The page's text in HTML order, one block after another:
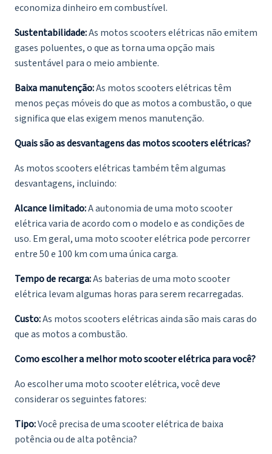
economiza dinheiro em combustível.
Sustentabilidade:As motos scooters elétricas não emitem
gases poluentes, o que as torna uma opção mais
sustentável para o meio ambiente.
Baixa manutenção:As motos scooters elétricas têm
menos peças móveis do que as motos a combustão, o que
significa que elas exigem menos manutenção.
Quais são as desvantagens das motos scooters elétricas?
As motos scooters elétricas também têm algumas
desvantagens, incluindo:
Alcance limitado:A autonomia de uma moto scooter
elétrica varia de acordo com o modelo e as condições de
uso. Em geral, uma moto scooter elétrica pode percorrer
entre 50 e 100 km com uma única carga.
Tempo de recarga:As baterias de uma moto scooter
elétrica levam algumas horas para serem recarregadas.
Custo:As motos scooters elétricas ainda são mais caras do
que as motos a combustão.
Como escolher a melhor moto scooter elétrica para você?
Ao escolher uma moto scooter elétrica, você deve
considerar os seguintes fatores:
Tipo:Você precisa de uma scooter elétrica de baixa
potência ou de alta potência?